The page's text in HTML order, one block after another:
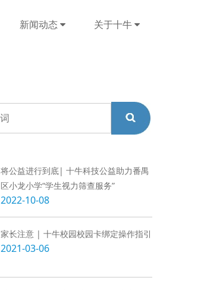
新闻动态 关于十牛
将公益进行到底| 十牛科技公益助力番禺
区小龙小学“学生视力筛查服务”
2022-10-08
家长注意 | 十牛校园校园卡绑定操作指引
2021-03-06